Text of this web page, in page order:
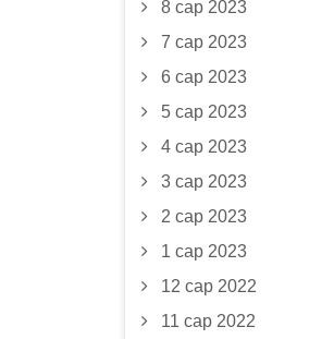
8 сар 2023
7 сар 2023
6 сар 2023
5 сар 2023
4 сар 2023
3 сар 2023
2 сар 2023
1 сар 2023
12 сар 2022
11 сар 2022